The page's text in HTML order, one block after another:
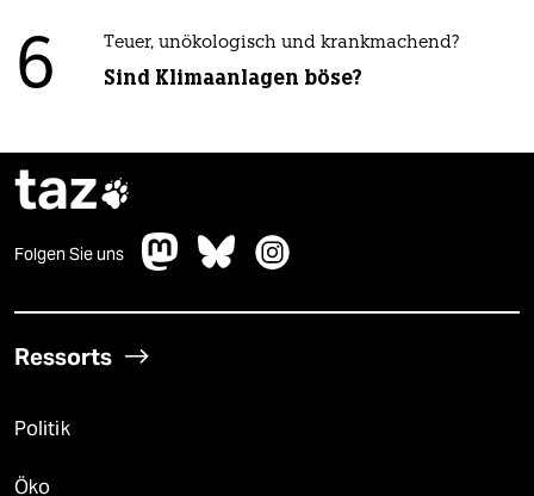
6 Teuer, unökologisch und krankmachend?
Sind Klimaanlagen böse?
taz
Folgen Sie uns
Ressorts
Politik
Öko